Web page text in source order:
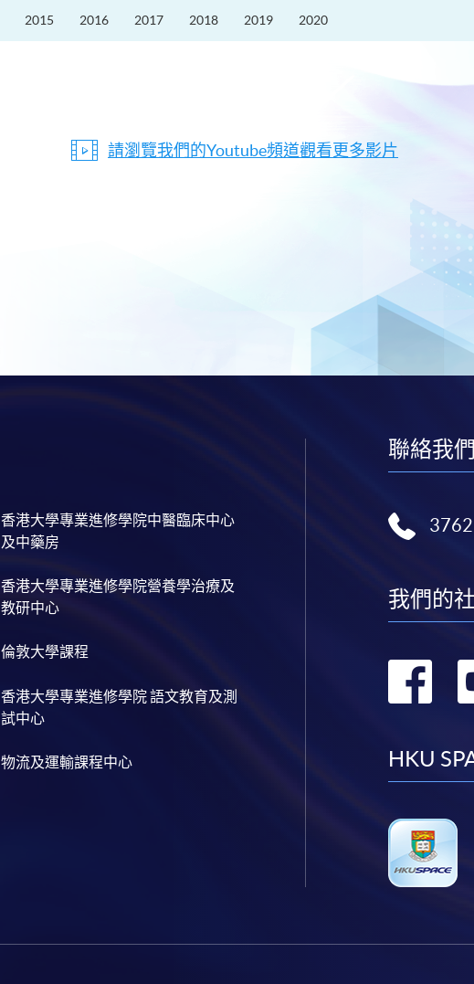
2015 2016 2017 2018 2019 2020
請瀏覽我們的Youtube頻道觀看更多影片
香港大學專業進修學院中醫臨床中心
及中藥房
香港大學專業進修學院營養學治療及
教研中心
倫敦大學課程
香港大學專業進修學院 語文教育及測
試中心
物流及運輸課程中心
聯絡我們
我們的
HKU